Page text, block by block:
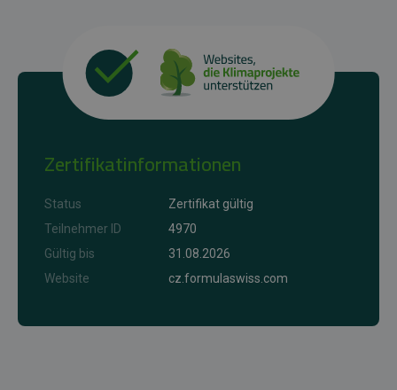
Zertifikatinformationen
Status
Zertifikat gültig
Teilnehmer ID
4970
Gültig bis
31.08.2026
Website
cz.formulaswiss.com